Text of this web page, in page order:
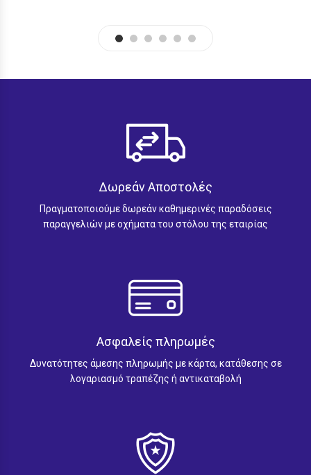
Δωρεάν Αποστολές
Πραγματοποιούμε δωρεάν καθημερινές παραδόσεις
παραγγελιών με οχήματα του στόλου της εταιρίας
Ασφαλείς πληρωμές
Δυνατότητες άμεσης πληρωμής με κάρτα, κατάθεσης σε
λογαριασμό τραπέζης ή αντικαταβολή